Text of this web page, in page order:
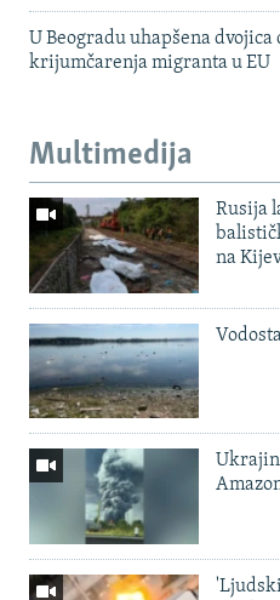
U Beogradu uhapšena
krijumčarenja migranta u EU
Multimedija
Rusija
na